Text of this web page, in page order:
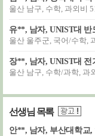
울산 남구, 수학, 과외비
유**, 남자, UNIST대 반
울산 울주군, 국어/수학,
장**, 남자, UNIST대 전
울산 남구, 수학/과학, 과
선생님 목록
안**, 남자, 부산대학교,